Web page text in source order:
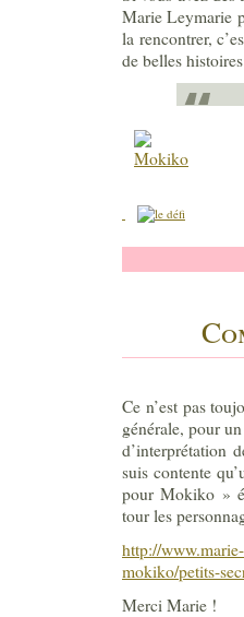
Marie Leymarie
la rencontrer,
de belles
Ce n’est pas
générale, pour
d’interprétation
suis contente
pour Mokiko »
tour les
http://
mokiko/petits-
Merci Marie !